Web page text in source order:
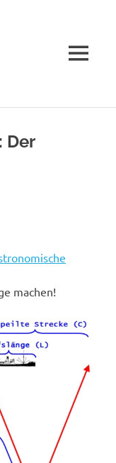
Yachting
MENÜ
Der
machen!